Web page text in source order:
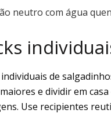
neutro com água
de
e dividir em
Use recipientes